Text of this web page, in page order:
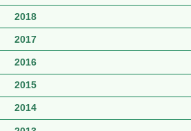
2018
2017
2016
2015
2014